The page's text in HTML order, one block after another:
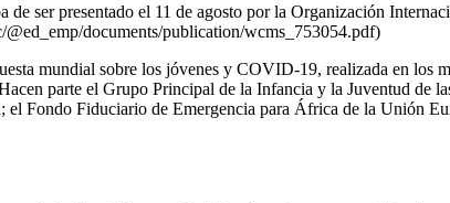
de ser presentado el 11 de agosto por la Organización
documents/publication/wcms_753054.pdf)
mundial sobre los jóvenes y COVID-19, realizada en los
parte el Grupo Principal de la Infancia y la Juventud de
Fondo Fiduciario de Emergencia para África de la Unión